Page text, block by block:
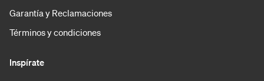
Garantía y Reclamaciones
Términos y condiciones
Inspírate